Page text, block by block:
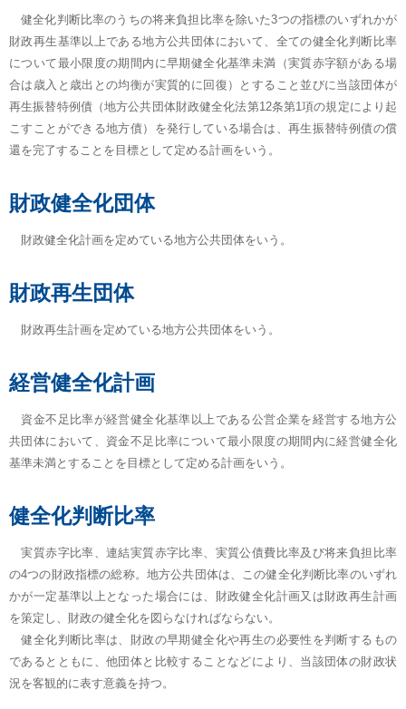
健全化判断比率のうちの将来負担比率を除いた3つの指標のいずれかが
財政再生基準以上である地方公共団体において、全ての健全化判断比率
について最小限度の期間内に早期健全化基準未満（実質赤字額がある場
合は歳入と歳出との均衡が実質的に回復）とすること並びに当該団体が
再生振替特例債（地方公共団体財政健全化法第12条第1項の規定により起
こすことができる地方債）を発行している場合は、再生振替特例債の償
還を完了することを目標として定める計画をいう。
財政健全化団体
財政健全化計画を定めている地方公共団体をいう。
財政再生団体
財政再生計画を定めている地方公共団体をいう。
経営健全化計画
資金不足比率が経営健全化基準以上である公営企業を経営する地方公
共団体において、資金不足比率について最小限度の期間内に経営健全化
基準未満とすることを目標として定める計画をいう。
健全化判断比率
実質赤字比率、連結実質赤字比率、実質公債費比率及び将来負担比率
の4つの財政指標の総称。地方公共団体は、この健全化判断比率のいずれ
かが一定基準以上となった場合には、財政健全化計画又は財政再生計画
を策定し、財政の健全化を図らなければならない。
健全化判断比率は、財政の早期健全化や再生の必要性を判断するもの
であるとともに、他団体と比較することなどにより、当該団体の財政状
況を客観的に表す意義を持つ。